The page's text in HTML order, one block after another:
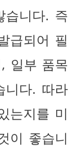
습니다. 즉
급되어 필
일부 품목
니다. 따라
는지를 미
이 좋습니